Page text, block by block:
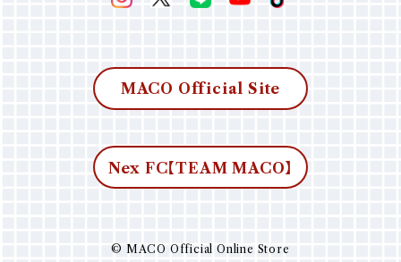
MACO Official Site
Nex FC【TEAM MACO】
© MACO Official Online Store